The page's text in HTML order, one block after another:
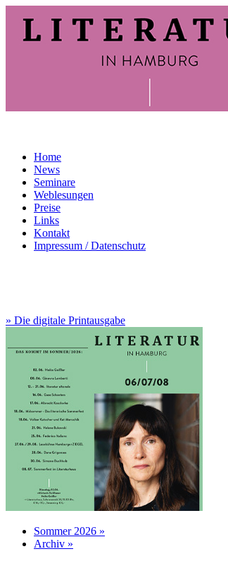
Home
News
Seminare
Weblesungen
Preise
Links
Kontakt
Impressum / Datenschutz
» Die digitale Printausgabe
Sommer 2026 »
Archiv »